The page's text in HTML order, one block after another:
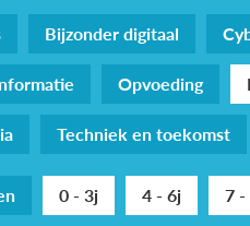
Bijzonder digitaal
Opvoeding
Techniek en toekomst
0 - 3j 4 - 6j 7 -